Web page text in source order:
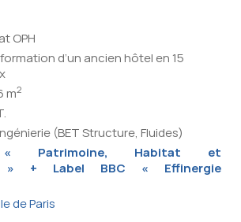
OPH
d’un ancien hôtel en 15
m2
(BET Structure, Fluides)
« Patrimoine, Habitat et
» + Label BBC « Effinergie
de Paris